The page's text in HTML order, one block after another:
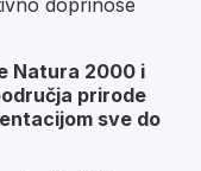
Natura 2000 i
prirode
sve do